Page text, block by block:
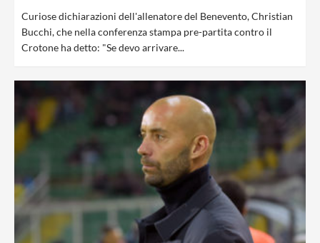
Curiose dichiarazioni dell'allenatore del Benevento, Christian
Bucchi, che nella conferenza stampa pre-partita contro il
Crotone ha detto: "Se devo arrivare...